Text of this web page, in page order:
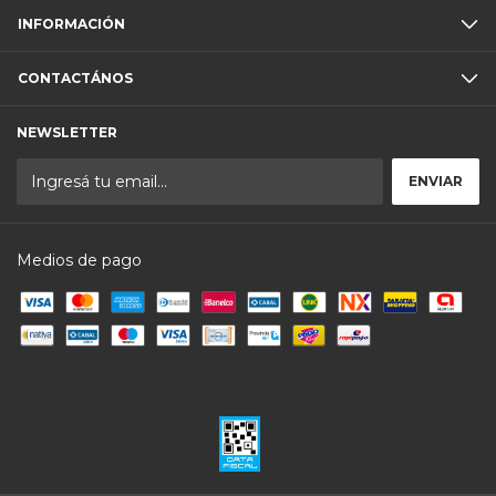
INFORMACIÓN
CONTACTÁNOS
NEWSLETTER
Medios de pago